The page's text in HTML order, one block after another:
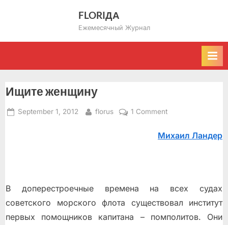
FLORIДА
Ежемесячный Журнал
Ищите женщину
Posted
September 1, 2012 By
florus 1 Commenton
женщину
Михаил Ландер
В доперестроечные времена на всех судах
советского морского флота существовал институт
первых помощников капитана – помполитов. Они